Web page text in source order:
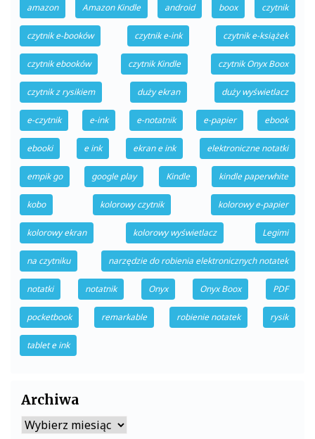
amazon Amazon Kindle android boox czytnik
czytnik e-booków czytnik e-ink czytnik e-książek
czytnik ebooków czytnik Kindle czytnik Onyx Boox
czytnik z rysikiem duży ekran duży wyświetlacz
e-czytnik e-ink e-notatnik e-papier ebook
ebooki e ink ekran e ink elektroniczne notatki
empik go google play Kindle kindle paperwhite
kobo kolorowy czytnik kolorowy e-papier
kolorowy ekran kolorowy wyświetlacz Legimi
na czytniku narzędzie do robienia elektronicznych notatek
notatki notatnik Onyx Onyx Boox PDF
pocketbook remarkable robienie notatek rysik
tablet e ink
Archiwa
Archiwa